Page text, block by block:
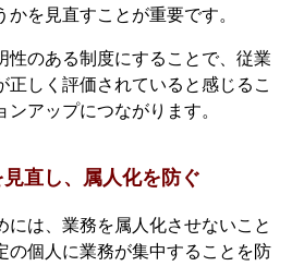
を見直すことが重要です。
性のある制度にすることで、従業
正しく評価されていると感じるこ
アップにつながります。
直し、属人化を防ぐ
には、業務を属人化させないこと
の個人に業務が集中することを防